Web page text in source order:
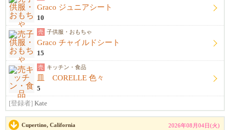
Graco ジュニアシート
10
売 子供服・おもちゃ
Graco チャイルドシート
15
売 キッチン・食品
皿 CORELLE 色々
5
[登録者] Kate
Cupertino, California 2026年08月04日(火)